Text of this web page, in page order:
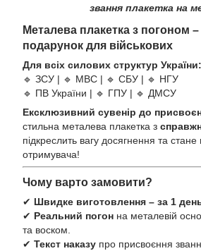
звання плакетка на
Металева плакетка з погоном
подарунок для військових
Для всіх силових структур України:
🔹 ЗСУ | 🔹 МВС | 🔹 СБУ | 🔹 НГУ
🔹 ПВ України | 🔹 ГПУ | 🔹 ДМСУ
Ексклюзивний сувенір до
стильна металева плакетка з
підкреслить вагу досягнення та стане
отримувача!
Чому варто замовити?
✔ Швидке виготовлення – за 1
✔ Реальний погон на металевій
та воском.
✔ Текст наказу про присвоєння